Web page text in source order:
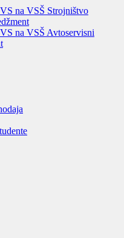
na VSŠ Strojništvo
na VSŠ Avtoservisni